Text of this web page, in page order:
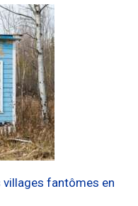
fantômes en